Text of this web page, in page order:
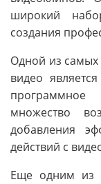
широкий
создания
Одной из
видео является
множество
добавления
действий с
Еще одним из